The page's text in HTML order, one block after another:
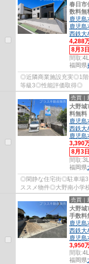
春日
数料無
鹿児島
鹿児島
西鉄大
4,288
8月3
間取:
福岡県
◎近隣商業施設充実◎1
等級3◎性能評価取得◎
売買｜
大野
料無料
鹿児島
西鉄大
鹿児島
3,390
8月3
間取:
福岡県
◎閑静な住宅街◎駐車場
ススメ物件◎大野南小学
級３◎
売買｜
大野
手数料
鹿児島
西鉄大
鹿児島
3,950
間取:
福岡県